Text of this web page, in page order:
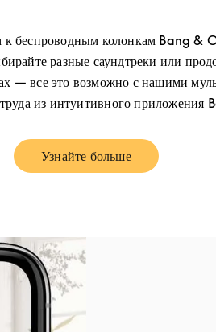
к беспроводным колонкам Bang &
разные саундтреки или
— все это возможно с нашими
труда из интуитивного
Узнайте большеLink Opens in New Tab